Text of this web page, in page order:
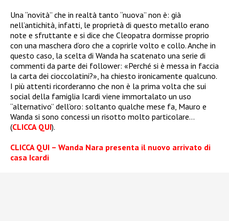
Una “novità” che in realtà tanto “nuova” non è: già
nell’antichità, infatti, le proprietà di questo metallo erano
note e sfruttante e si dice che Cleopatra dormisse proprio
con una maschera d’oro che a coprirle volto e collo. Anche in
questo caso, la scelta di Wanda ha scatenato una serie di
commenti da parte dei follower: «Perché si è messa in faccia
la carta dei cioccolatini?», ha chiesto ironicamente qualcuno.
I più attenti ricorderanno che non è la prima volta che sui
social della famiglia Icardi viene immortalato un uso
“alternativo” dell’oro: soltanto qualche mese fa, Mauro e
Wanda si sono concessi un risotto molto particolare…
(CLICCA QUI).
CLICCA QUI – Wanda Nara presenta il nuovo arrivato di
casa Icardi